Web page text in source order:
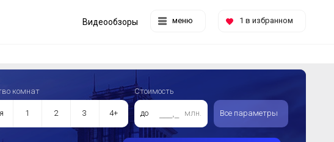
меню 1 в избранном
Видеообзоры
комнат
1 2 3 4+
Стоимость
до млн. Все параметры